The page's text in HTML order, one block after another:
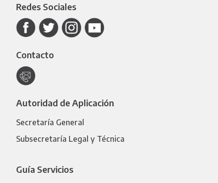
Redes Sociales
Contacto
Autoridad de Aplicación
Secretaría General
Subsecretaría Legal y Técnica
Guía Servicios